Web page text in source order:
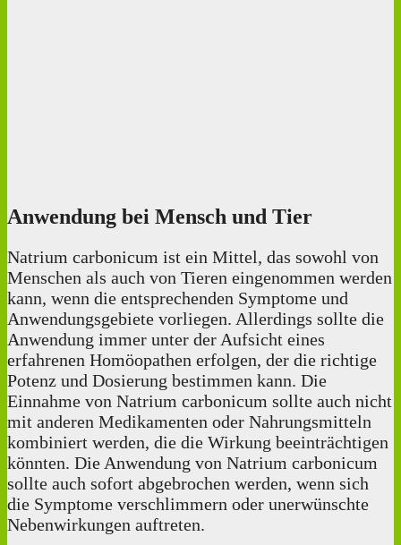
Anwendung bei Mensch und Tier
Natrium carbonicum ist ein Mittel, das sowohl von
Menschen als auch von Tieren eingenommen werden
kann, wenn die entsprechenden Symptome und
Anwendungsgebiete vorliegen. Allerdings sollte die
Anwendung immer unter der Aufsicht eines
erfahrenen Homöopathen erfolgen, der die richtige
Potenz und Dosierung bestimmen kann. Die
Einnahme von Natrium carbonicum sollte auch nicht
mit anderen Medikamenten oder Nahrungsmitteln
kombiniert werden, die die Wirkung beeinträchtigen
könnten. Die Anwendung von Natrium carbonicum
sollte auch sofort abgebrochen werden, wenn sich
die Symptome verschlimmern oder unerwünschte
Nebenwirkungen auftreten.